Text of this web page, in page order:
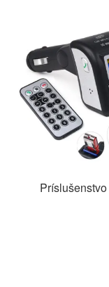
Ostatné
produkty
Kontakt
Príslušenstvo